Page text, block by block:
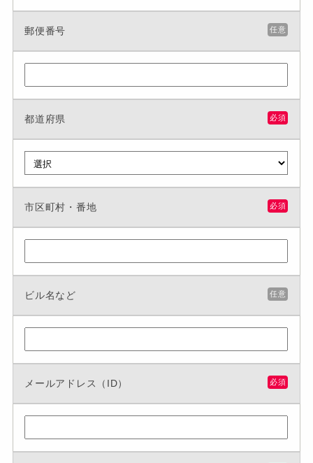
郵便番号 任意
都道府県 必須
市区町村・番地 必須
ビル名など 任意
メールアドレス（ID） 必須